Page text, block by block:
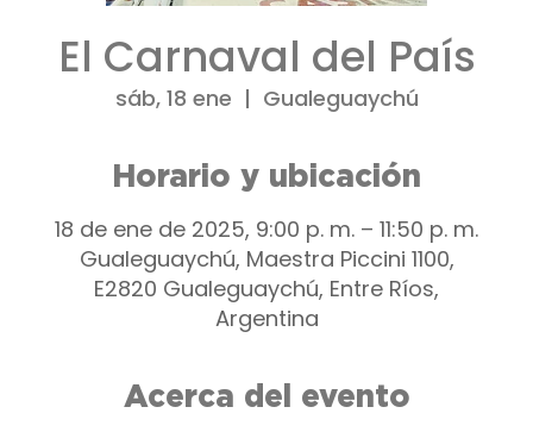
El Carnaval del País
sáb, 18 ene
  |
Gualeguaychú
Horario y ubicación
18 de ene de 2025, 9:00 p. m. – 11:50 p. m.
Gualeguaychú, Maestra Piccini 1100,
E2820 Gualeguaychú, Entre Ríos,
Argentina
Acerca del evento